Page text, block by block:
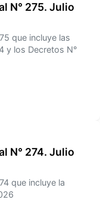
N° 275. Julio
que incluye las
y los Decretos N°
N° 274. Julio
que incluye la